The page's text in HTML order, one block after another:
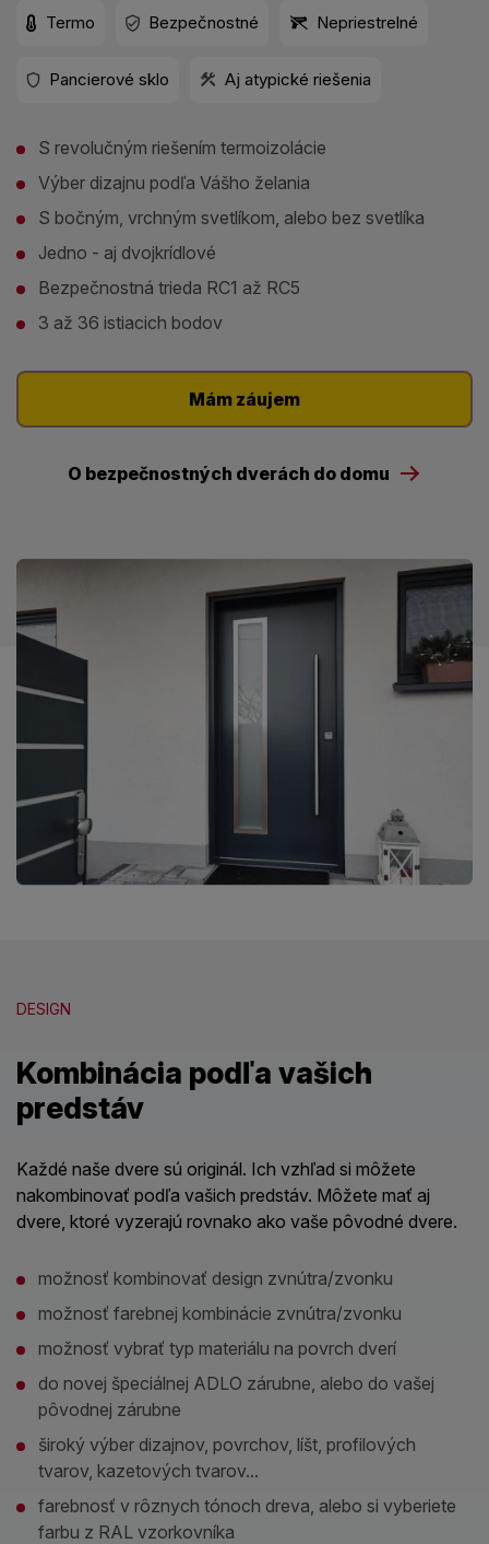
Termo Bezpečnostné Nepriestrelné
Pancierové sklo Aj atypické riešenia
S revolučným riešením termoizolácie
Výber dizajnu podľa Vášho želania
S bočným, vrchným svetlíkom, alebo bez svetlíka
Jedno - aj dvojkrídlové
Bezpečnostná trieda RC1 až RC5
3 až 36 istiacich bodov
Mám záujem
O bezpečnostných dverách do domu
DESIGN
Kombinácia podľa vašich
predstáv
Každé naše dvere sú originál. Ich vzhľad si môžete
nakombinovať podľa vašich predstáv. Môžete mať aj
dvere, ktoré vyzerajú rovnako ako vaše pôvodné dvere.
možnosť kombinovať design zvnútra/zvonku
možnosť farebnej kombinácie zvnútra/zvonku
možnosť vybrať typ materiálu na povrch dverí
do novej špeciálnej ADLO zárubne, alebo do vašej
pôvodnej zárubne
široký výber dizajnov, povrchov, líšt, profilových
tvarov, kazetových tvarov...
farebnosť v rôznych tónoch dreva, alebo si vyberiete
farbu z RAL vzorkovníka